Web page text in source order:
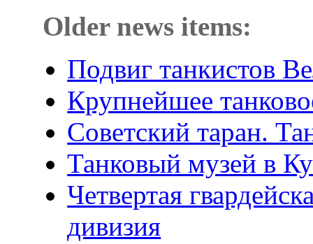
Older news items:
Подвиг танкистов
Крупнейшее
Советский таран.
Танковый музей в
Четвертая
дивизия